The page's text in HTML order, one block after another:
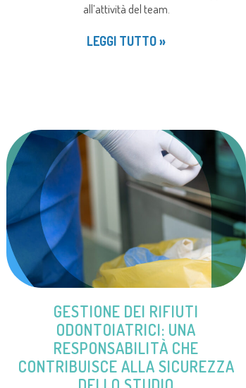
all’attività del team.
LEGGI TUTTO »
GESTIONE DEI RIFIUTI
ODONTOIATRICI: UNA
RESPONSABILITÀ CHE
CONTRIBUISCE ALLA SICUREZZA